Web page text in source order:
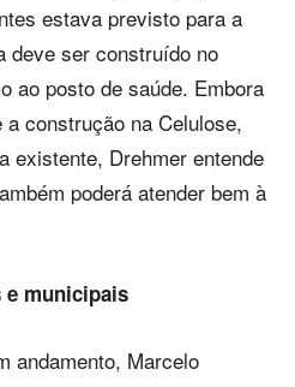
estava previsto para a
deve ser construído no
ao posto de saúde. Embora
construção na Celulose,
existente, Drehmer entende
poderá atender bem à
e municipais
andamento, Marcelo